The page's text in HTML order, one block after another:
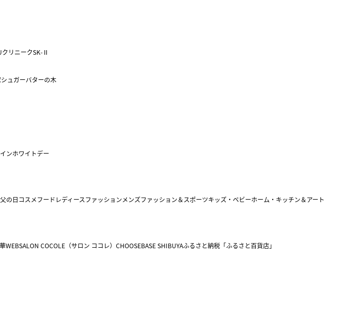
クリニークSK-Ⅱ
シュガーバターの木
ンホワイトデー
父の日 コスメフードレディースファッションメンズファッション＆スポーツキッズ・ベビーホーム・キッチン＆アート
WEBSALON COCOLE（サロン ココレ） CHOOSEBASE SHIBUYAふるさと納税「ふるさと百貨店」